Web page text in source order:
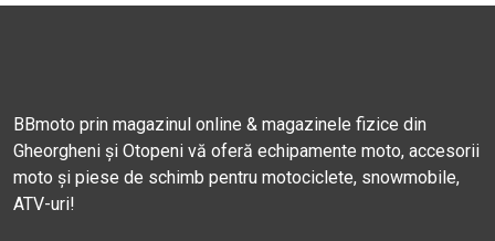
BBmoto prin magazinul online & magazinele fizice din
Gheorgheni și Otopeni vă oferă echipamente moto, accesorii
moto și piese de schimb pentru motociclete, snowmobile,
ATV-uri!